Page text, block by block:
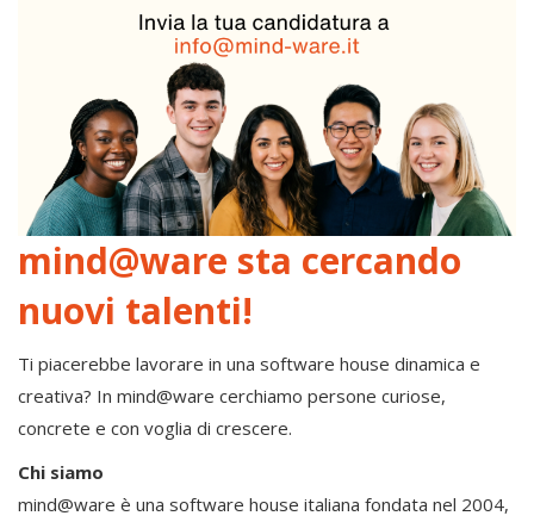
mind@ware sta cercando
nuovi talenti!
Ti piacerebbe lavorare in una software house dinamica e
creativa? In mind@ware cerchiamo persone curiose,
concrete e con voglia di crescere.
Chi siamo
mind@ware è una software house italiana fondata nel 2004,